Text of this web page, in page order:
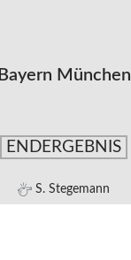
Bayern München
ENDERGEBNIS
S. Stegemann